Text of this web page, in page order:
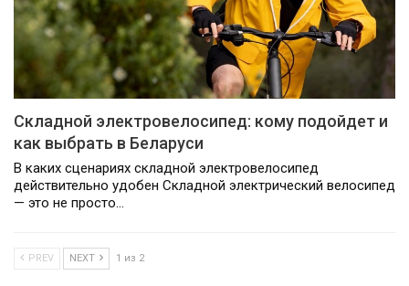
Складной электровелосипед: кому подойдет и
как выбрать в Беларуси
В каких сценариях складной электровелосипед
действительно удобен Складной электрический велосипед
— это не просто…
PREV NEXT 1 из 2